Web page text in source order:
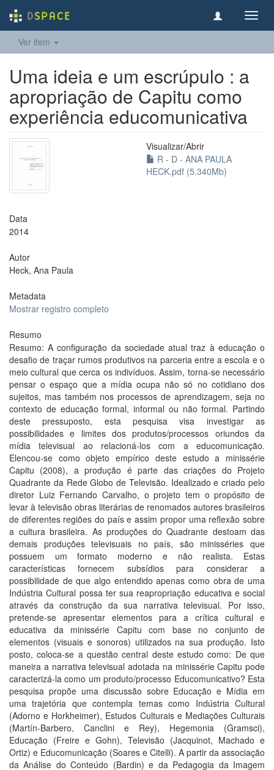
Ver item
Uma ideia e um escrúpulo : a
apropriação de Capitu como
experiência educomunicativa
Visualizar/Abrir
R - D - ANA PAULA
HECK.pdf (5.340Mb)
Data
2014
Autor
Heck, Ana Paula
Metadata
Mostrar registro completo
Resumo
Resumo: A configuração da sociedade atual traz à educação o
desafio de traçar rumos produtivos na parceria entre a escola e o
meio cultural que cerca os indivíduos. Assim, torna-se necessário
pensar o espaço que a mídia ocupa não só no cotidiano dos
sujeitos, mas também nos processos de aprendizagem, seja no
contexto de educação formal, informal ou não formal. Partindo
deste pressuposto, esta pesquisa visa investigar as
possibilidades e limites dos produtos/processos oriundos da
mídia televisual ao relacioná-los com a educomunicação.
Elencou-se como objeto empírico deste estudo a minissérie
Capitu (2008), a produção é parte das criações do Projeto
Quadrante da Rede Globo de Televisão. Idealizado e criado pelo
diretor Luiz Fernando Carvalho, o projeto tem o propósito de
levar à televisão obras literárias de renomados autores brasileiros
de diferentes regiões do país e assim propor uma reflexão sobre
a cultura brasileira. As produções do Quadrante destoam das
demais produções televisuais no país, são minisséries que
possuem um formato moderno e não realista. Estas
características fornecem subsídios para considerar a
possibilidade de que algo entendido apenas como obra de uma
Indústria Cultural possa ter sua reapropriação educativa e social
através da construção da sua narrativa televisual. Por isso,
pretende-se apresentar elementos para a crítica cultural e
educativa da minissérie Capitu com base no conjunto de
elementos (visuais e sonoros) utilizados na sua produção. Isto
posto, coloca-se a questão central deste estudo como: De que
maneira a narrativa televisual adotada na minissérie Capitu pode
caracterizá-la como um produto/processo Educomunicativo? Esta
pesquisa propõe uma discussão sobre Educação e Mídia em
uma trajetória que contempla temas como Indústria Cultural
(Adorno e Horkheimer), Estudos Culturais e Mediações Culturais
(Martín-Barbero, Canclini e Rey), Hegemonia (Gramsci),
Educação (Freire e Gohn), Televisão (Jacquinot, Machado e
Ortiz) e Educomunicação (Soares e Citelli). A partir da associação
da Análise do Conteúdo (Bardin) e da Pedagogia da Imagem